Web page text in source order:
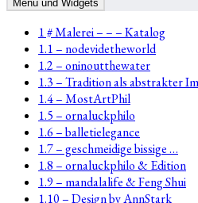
Menü und Widgets
1 # Malerei – – – Katalog
1.1 – nodevidetheworld
1.2 – oninoutthewater
1.3 – Tradition als abstrakter
1.4 – MostArtPhil
1.5 – ornaluckphilo
1.6 – balletielegance
1.7 – geschmeidige bissige …
1.8 – ornaluckphilo & Edition
1.9 – mandalalife & Feng Shui
1.10 – Design by AnnStark